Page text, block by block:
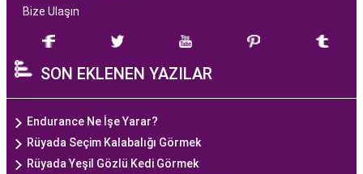
Bize Ulaşın
SON EKLENEN YAZILAR
Endurance Ne İşe Yarar?
Rüyada Seçim Kalabalığı Görmek
Rüyada Yeşil Gözlü Kedi Görmek